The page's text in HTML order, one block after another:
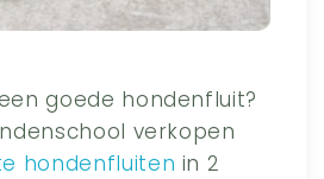
goede hondenfluit?
verkopen
hondenfluiten in 2